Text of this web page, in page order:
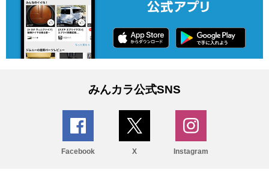
みんカラ公式SNS
Facebook X Instagram